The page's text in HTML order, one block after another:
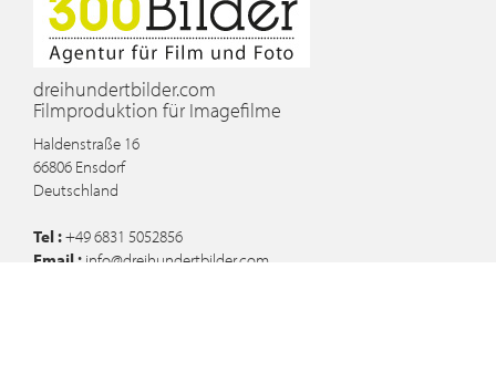
dreihundertbilder.com
Filmproduktion für Imagefilme
Haldenstraße 16
66806 Ensdorf
Deutschland
Tel :+49 6831 5052856
Email : info@dreihundertbilder.com